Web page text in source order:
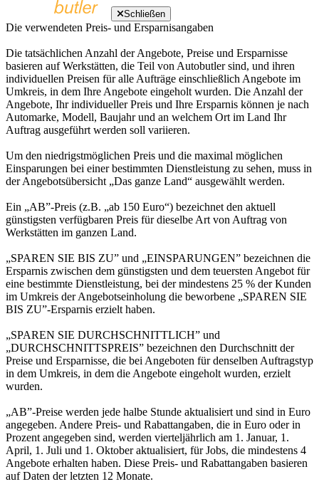
Schließen
Die verwendeten Preis- und Ersparnisangaben
Die tatsächlichen Anzahl der Angebote, Preise und Ersparnisse
basieren auf Werkstätten, die Teil von Autobutler sind, und ihren
individuellen Preisen für alle Aufträge einschließlich Angebote im
Umkreis, in dem Ihre Angebote eingeholt wurden. Die Anzahl der
Angebote, Ihr individueller Preis und Ihre Ersparnis können je nach
Automarke, Modell, Baujahr und an welchem Ort im Land Ihr
Auftrag ausgeführt werden soll variieren.
Um den niedrigstmöglichen Preis und die maximal möglichen
Einsparungen bei einer bestimmten Dienstleistung zu sehen, muss in
der Angebotsübersicht „Das ganze Land“ ausgewählt werden.
Ein „AB”-Preis (z.B. „ab 150 Euro“) bezeichnet den aktuell
günstigsten verfügbaren Preis für dieselbe Art von Auftrag von
Werkstätten im ganzen Land.
„SPAREN SIE BIS ZU” und „EINSPARUNGEN” bezeichnen die
Ersparnis zwischen dem günstigsten und dem teuersten Angebot für
eine bestimmte Dienstleistung, bei der mindestens 25 % der Kunden
im Umkreis der Angebotseinholung die beworbene „SPAREN SIE
BIS ZU”-Ersparnis erzielt haben.
„SPAREN SIE DURCHSCHNITTLICH” und
„DURCHSCHNITTSPREIS” bezeichnen den Durchschnitt der
Preise und Ersparnisse, die bei Angeboten für denselben Auftragstyp
in dem Umkreis, in dem die Angebote eingeholt wurden, erzielt
wurden.
„AB”-Preise werden jede halbe Stunde aktualisiert und sind in Euro
angegeben. Andere Preis- und Rabattangaben, die in Euro oder in
Prozent angegeben sind, werden vierteljährlich am 1. Januar, 1.
April, 1. Juli und 1. Oktober aktualisiert, für Jobs, die mindestens 4
Angebote erhalten haben. Diese Preis- und Rabattangaben basieren
auf Daten der letzten 12 Monate.